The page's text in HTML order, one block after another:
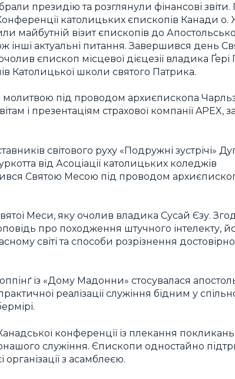
президію та розглянули фінансові звіти.
Конференції католицьких єпископів Канади
майбутній візит єпископів до
інші актуальні питання. Завершився день
єпископ місцевої дієцезії владика Ґері
Католицької школи святого Патрика.
під проводом архиєпископа
і презентаціям страхової компанії APEX,
світового руху «Подружні зустрічі»
від Асоціації католицьких коледжів
Святою Месою під проводом
Меси, яку очолив владика Сусай Єзу.
про походження штучного інтелекту,
світі та способи розрізнення
із «Дому Мадонни» стосувалася
реалізації служіння бідним у
конференції із плекання покликань
служіння. Єпископи одностайно
організації з асамблеєю.